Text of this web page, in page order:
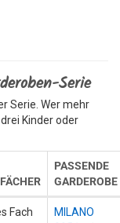
Serie
Serie. Wer mehr
Kinder oder
PASSENDE
GARDEROBE
Fach
MILANO